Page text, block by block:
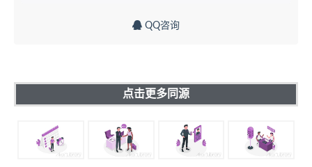
QQ咨询
点击更多同源